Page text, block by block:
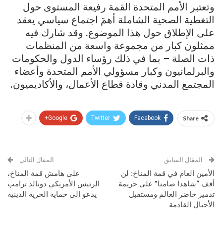
وتعتبر الأمم المتحدة القمة رفيعة المستوى حول
التغطية الصحية الشاملة أهمَ اجتماع سياسي يعقد
على الإطلاق حول هذا الموضوع. وقد شارك فيه
ممثلون كبار من مجموعة واسعة من المنظمات
ذات الصلة – بما في ذلك رؤساء الدول والحكومات
والبرلمانيون وكبار مسؤولي الأمم المتحدة وأعضاء
المجتمع المدني وقادة قطاع الأعمال، والأكاديميون.
Share
Facebook
Twitter
Google+
المقال السابق
الأمين العام في قمة المناخ: لن
أقف “شاهدا صامتا” على جريمة
تدمير حاضر العالم ومستقبل
الأجيال القادمة
المقال التالي
على هامش قمة المناخ،
الرئيس الأمريكي دونالد ترامب
يدعو إلى حماية الحرية الدينية